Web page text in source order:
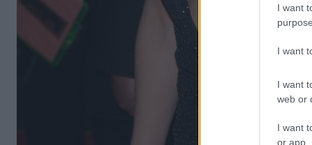
I want
I want
I want
web or
I want
or app.